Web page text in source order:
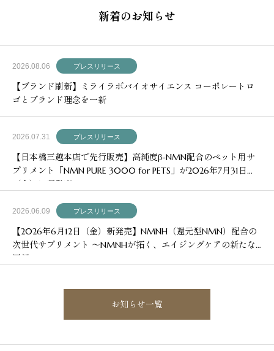
新着のお知らせ
2026.08.06 プレスリリース
【ブランド刷新】ミライラボバイオサイエンス コーポレートロ
ゴとブランド理念を一新
2026.07.31 プレスリリース
【日本橋三越本店で先行販売】高純度β-NMN配合のペット用サ
プリメント「NMN PURE 3000 for PETS」が2026年7月31日
（金）に新発売
2026.06.09 プレスリリース
【2026年6月12日（金）新発売】NMNH（還元型NMN）配合の
次世代サプリメント ～NMNHが拓く、エイジングケアの新たな
展望～
お知らせ一覧